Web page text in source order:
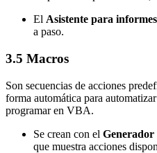
El Asistente para informes
a paso.
3.5 Macros
Son secuencias de acciones
forma automática para
programar en VBA.
Se crean con el Generador
que muestra acciones